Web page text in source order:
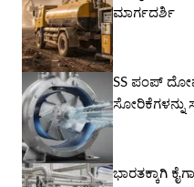
ಮಾರ್ಗದರ್ಶಿ
SS ಪಂಪ್
ಸೋರಿಕೆಗಳನ್ನು
ಭಾರತಕ್ಕಾಗಿ